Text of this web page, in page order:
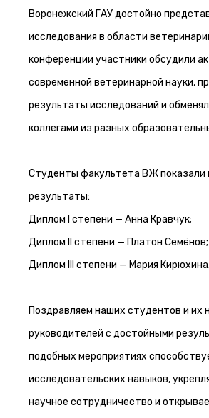
Воронежский ГАУ достойно
исследования в области
конференции участники обсудили
современной ветеринарной науки,
результаты исследований и
коллегами из разных
Студенты факультета ВЖ показали
результаты:
Диплом I степени — Анна Кравчук;
Диплом II степени — Платон Семёнов;
Диплом III степени — Мария Кирюхина.
Поздравляем наших студентов и их
руководителей с достойными
подобных мероприятиях
исследовательских навыков,
научное сотрудничество и